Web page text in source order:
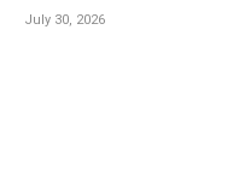
July 30, 2026